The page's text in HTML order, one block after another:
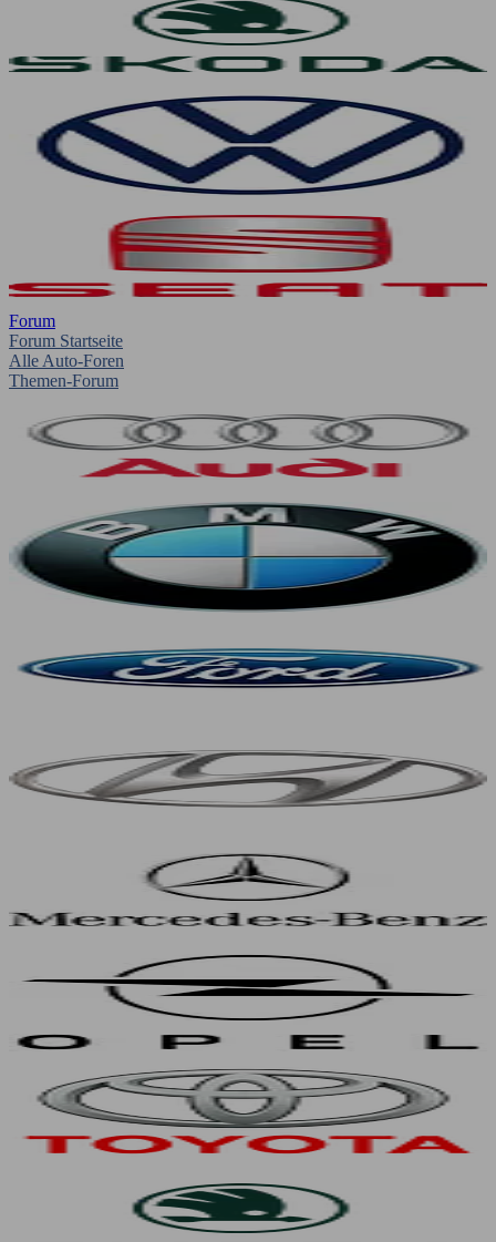
Forum
Forum Startseite
Alle Auto-Foren
Themen-Forum